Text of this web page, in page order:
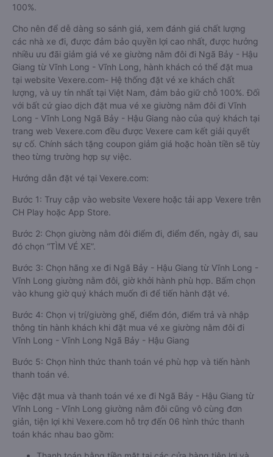
100%.
Cho nên để dễ dàng so sánh giá, xem đánh giá chất lượng
các nhà xe đi, được đảm bảo quyền lợi cao nhất, được hưởng
nhiều ưu đãi giảm giá vé xe giường nằm đôi đi Ngã Bảy - Hậu
Giang từ Vĩnh Long - Vĩnh Long, hành khách có thể đặt mua
tại website Vexere.com- Hệ thống đặt vé xe khách chất
lượng, và uy tín nhất tại Việt Nam, đảm bảo giữ chỗ 100%. Đối
với bất cứ giao dịch đặt mua vé xe giường nằm đôi đi Vĩnh
Long - Vĩnh Long Ngã Bảy - Hậu Giang nào của quý khách tại
trang web Vexere.com đều được Vexere cam kết giải quyết
sự cố. Chính sách tặng coupon giảm giá hoặc hoàn tiền sẽ tùy
theo từng trường hợp sự việc.
Hướng dẫn đặt vé tại Vexere.com:
Bước 1: Truy cập vào website Vexere hoặc tải app Vexere trên
CH Play hoặc App Store.
Bước 2: Chọn giường nằm đôi điểm đi, điểm đến, ngày đi, sau
đó chọn “TÌM VÉ XE”.
Bước 3: Chọn hãng xe đi Ngã Bảy - Hậu Giang từ Vĩnh Long -
Vĩnh Long giường nằm đôi, giờ khởi hành phù hợp. Bấm chọn
vào khung giờ quý khách muốn đi để tiến hành đặt vé.
Bước 4: Chọn vị trí/giường ghế, điểm đón, điểm trả và nhập
thông tin hành khách khi đặt mua vé xe giường nằm đôi đi
Vĩnh Long - Vĩnh Long Ngã Bảy - Hậu Giang
Bước 5: Chọn hình thức thanh toán vé phù hợp và tiến hành
thanh toán vé.
Việc đặt mua và thanh toán vé xe đi Ngã Bảy - Hậu Giang từ
Vĩnh Long - Vĩnh Long giường nằm đôi cũng vô cùng đơn
giản, tiện lợi khi Vexere.com hỗ trợ đến 06 hình thức thanh
toán khác nhau bao gồm: